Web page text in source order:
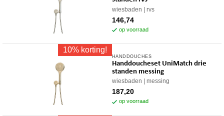
wiesbaden rvs
146,74
op voorraad
10% korting!
HANDDOUCHES
Handdoucheset UniMatch drie
standen messing
wiesbaden messing
187,20
op voorraad